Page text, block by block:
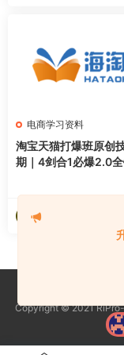
电商学习资料
淘宝天猫打爆班原创
期｜4剑合1必爆2.0
战·高权重起量·内容
高投产爆款打造课
海淘资源网
Copyright © 2021